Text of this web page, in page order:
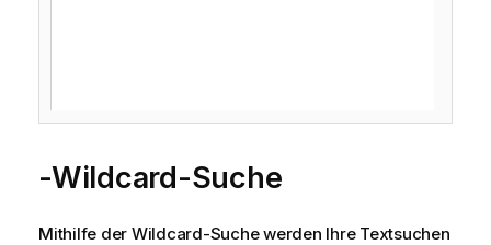
-Wildcard-Suche
Mithilfe der Wildcard-Suche werden Ihre Textsuchen